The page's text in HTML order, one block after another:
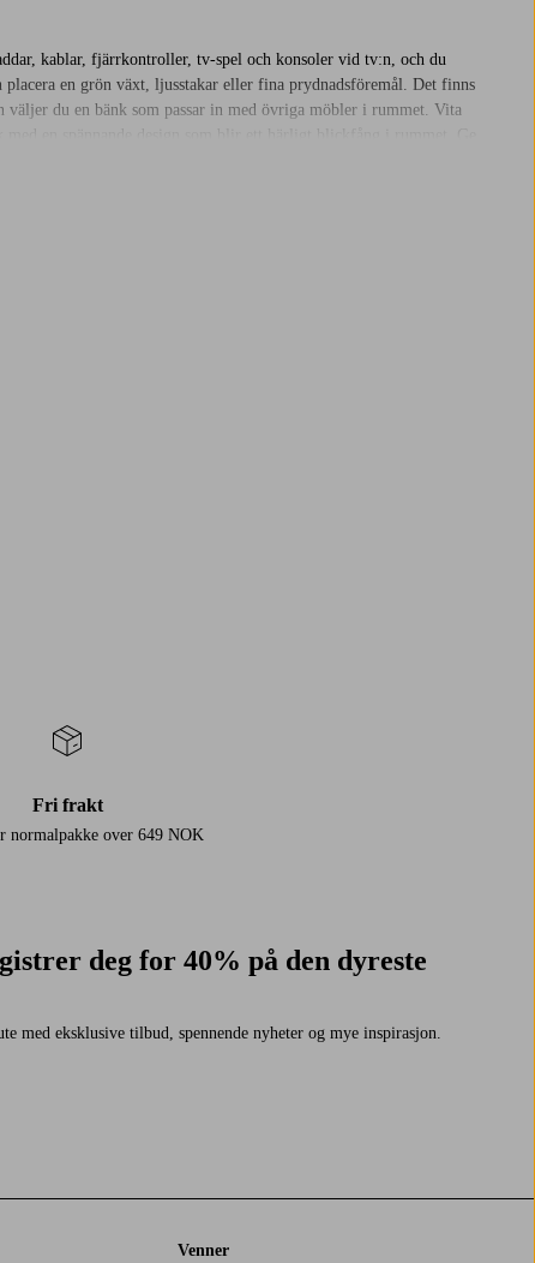
kablar, fjärrkontroller, tv-spel och konsoler vid tv:n, och du
en grön växt, ljusstakar eller fina prydnadsföremål. Det finns
du en bänk som passar in med övriga möbler i rummet. Vita
i rummet. På Jotex beställer du tryggt och säkert
Fri frakt
normalpakke over 649 NOK
deg for 40% på den dyreste
med eksklusive tilbud, spennende nyheter og mye inspirasjon.
Venner